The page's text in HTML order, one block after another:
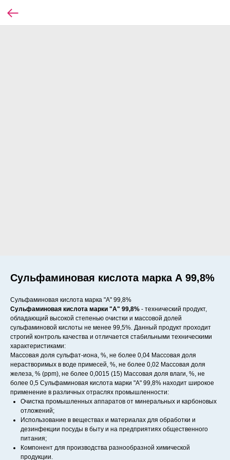
Сульфаминовая кислота марка А 99,8%
Сульфаминовая кислота марка "А" 99,8%
Сульфаминовая кислота марки "А" 99,8% - технический продукт,
обладающий высокой степенью очистки и массовой долей
сульфаминовой кислоты не менее 99,5%. Данный продукт проходит
строгий контроль качества и отличается стабильными техническими
характеристиками:
Массовая доля сульфат-иона, %, не более 0,04 Массовая доля
нерастворимых в воде примесей, %, не более 0,02 Массовая доля
железа, % (ppm), не более 0,0015 (15) Массовая доля влаги, %, не
более 0,5 Сульфаминовая кислота марки "А" 99,8% находит широкое
применение в различных отраслях промышленности:
Очистка промышленных аппаратов от минеральных и карбоновых
отложений;
Использование в веществах и материалах для обработки и
дезинфекции посуды в быту и на предприятиях общественного
питания;
Компонент для производства разнообразной химической
продукции.